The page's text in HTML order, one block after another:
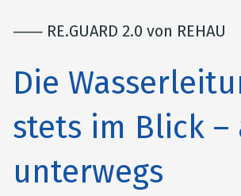
⸺ RE.GUARD 2.0 von REHAU
Die
stets im Blick –
unterwegs